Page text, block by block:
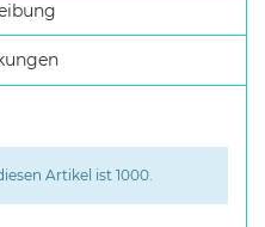
Artikel ist 1000.